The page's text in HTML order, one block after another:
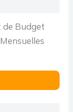
de Budget